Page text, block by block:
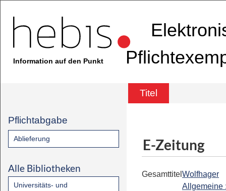
Information auf den Punkt
Titel
Pflichtabgabe
Ablieferung
Alle Bibliotheken
Universitäts- und
E-Zeitung
Gesamttitel Wolfhager
Allgemeine